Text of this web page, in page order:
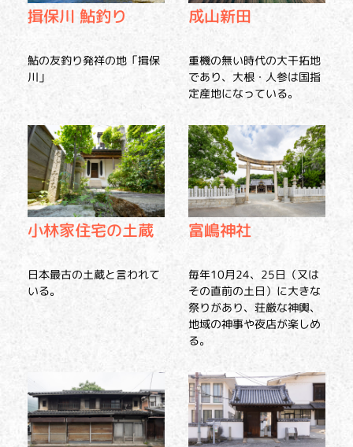
揖保川 鮎釣り
鮎の友釣り発祥の地「揖保
川」
成山新田
重機の無い時代の大干拓地
であり、大根・人参は国指
定産地になっている。
小林家住宅の土蔵
日本最古の土蔵と言われて
いる。
富嶋神社
毎年10月24、25日（又は
その直前の土日）に大きな
祭りがあり、荘厳な神輿、
地域の神事や夜店が楽しめ
る。